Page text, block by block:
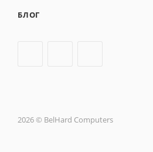
БЛОГ
2026 © BelHard Computers